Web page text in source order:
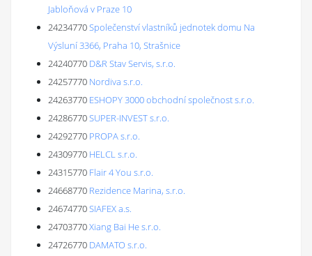
Jabloňová v Praze 10
24234770Společenství vlastníků jednotek domu Na
Výsluní 3366, Praha 10, Strašnice
24240770 D&R Stav Servis, s.r.o.
24257770 Nordiva s.r.o.
24263770 ESHOPY 3000 obchodní společnost s.r.o.
24286770SUPER-INVEST s.r.o.
24292770 PROPA s.r.o.
24309770 HELCL s.r.o.
24315770 Flair 4 You s.r.o.
24668770 Rezidence Marina, s.r.o.
24674770SIAFEX a.s.
24703770Xiang Bai He s.r.o.
24726770 DAMATO s.r.o.